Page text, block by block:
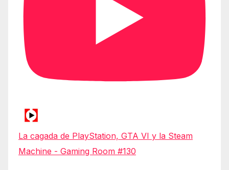
La cagada de PlayStation, GTA VI y la Steam
Machine - Gaming Room #130